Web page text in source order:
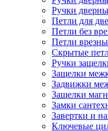
Ручки
Петли для
Петли без
Петли
Скрытые
Ручки
Защелки
Задвижки
Защелки
Замки
Завертки и
Ключевые